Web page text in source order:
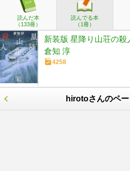
読んだ本
（133冊）
読んでる本
（1冊）
新装版 星降り山荘の
倉知 淳
4258
hirotoさんのペ